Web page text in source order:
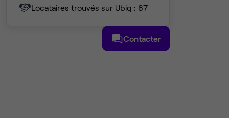
Locataires trouvés sur Ubiq : 87
Contacter